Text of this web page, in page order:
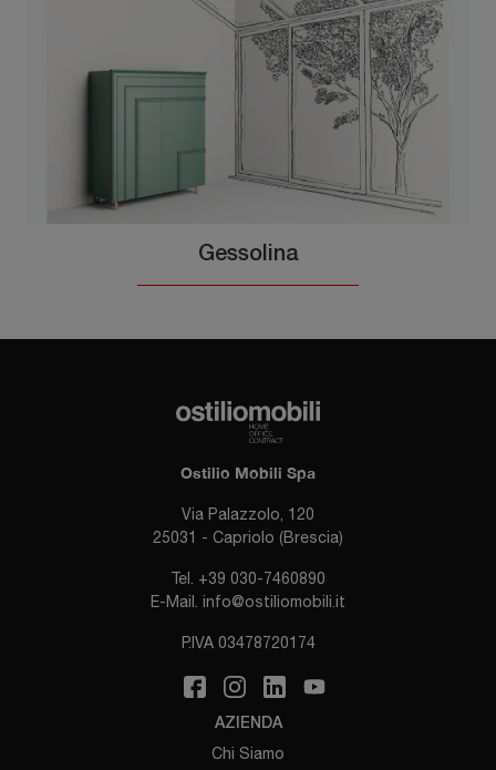
Gessolina
Ostilio Mobili Spa
Via Palazzolo, 120
25031 - Capriolo (Brescia)
Tel. +39 030-7460890
E-Mail. info@ostiliomobili.it
P.IVA 03478720174
AZIENDA
Chi Siamo